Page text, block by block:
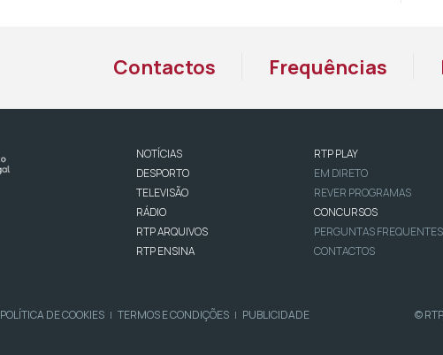
Contactos Frequências
NOTÍCIAS
DESPORTO
TELEVISÃO
RÁDIO
RTP ARQUIVOS
RTP ENSINA
RTP PLAY
EM DIRETO
REVER PROGRAMAS
CONCURSOS
PERGUNTAS FREQUENTES
CONTACTOS
POLÍTICA DE COOKIES | TERMOS E CONDIÇÕES | PUBLICIDADE ©